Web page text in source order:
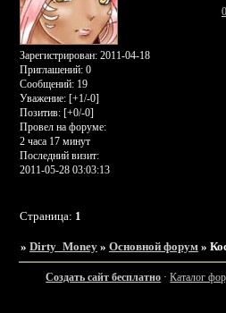
Зарегистрирован: 2011-04-18
Приглашений:0
Сообщений:19
Уважение: [+1/-0]
Позитив: [+0/-0]
Провел на форуме:
2 часа 17 минут
Последний визит:
2011-05-28 03:03:13
0
Страница: 1
» Dirty_Money » Основной форум »
Создать сайт бесплатно ·Каталог